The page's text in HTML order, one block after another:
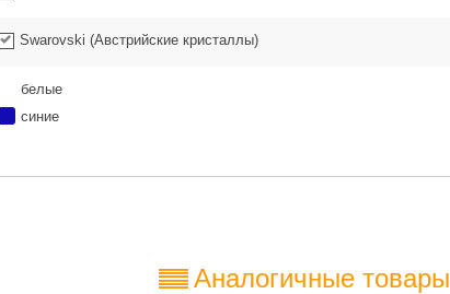
Swarovski (Австрийские кристаллы)
белые
синие
Аналогичные товары